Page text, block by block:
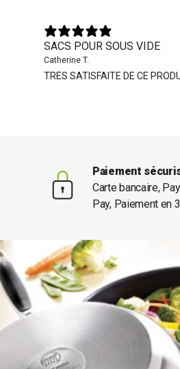
SACS POUR SOUS VIDE
Catherine T.
TRES SATISFAITE DE CE
Paiement
Carte bancaire,
Pay, Paiement en